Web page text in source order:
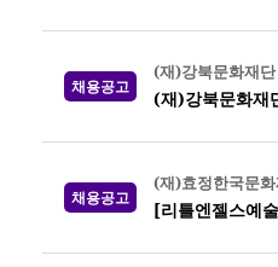
채용공고
(재)강북문화재단
(재)강북문화재
채용공고
(재)효정한국문
[리틀엔젤스예